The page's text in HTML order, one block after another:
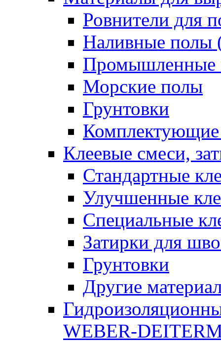
Ровнители для
Наливные полы
Промышленные
Морские полы
Грунтовки
Клеевые смеси,
Стандартные
Улучшенные
Специальные
Затирки для
Грунтовки
Другие
WEBER-